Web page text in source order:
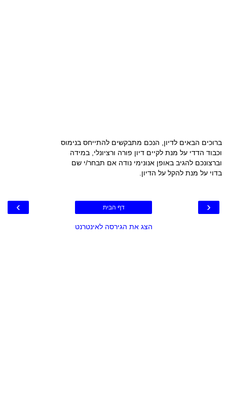
ברוכים הבאים לדיון, הנכם מתבקשים להתייחס בנימוס
וכבוד הדדי על מנת לקיים דיון פורה ורציונלי, במידה
וברצונכם להגיב באופן אנונימי נודה אם תבחר/י שם
בדוי על מנת להקל על הדיון.
‹
› דף הבית
הצג את הגירסה לאינטרנט